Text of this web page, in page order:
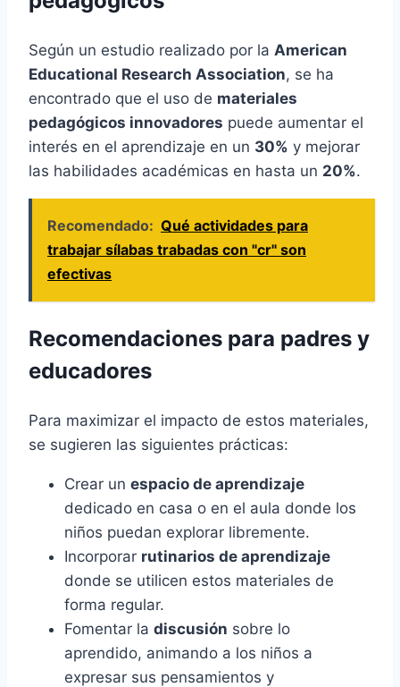
Según un estudio realizado por la American
Educational Research Association, se ha
encontrado que el uso de materiales
pedagógicos innovadores puede aumentar el
interés en el aprendizaje en un 30% y mejorar
las habilidades académicas en hasta un 20%.
Recomendado: Qué actividades para
trabajar sílabas trabadas con "cr" son
efectivas
Recomendaciones para padres y
educadores
Para maximizar el impacto de estos materiales,
se sugieren las siguientes prácticas:
Crear un espacio de aprendizaje
dedicado en casa o en el aula donde los
niños puedan explorar libremente.
Incorporar rutinarios de aprendizaje
donde se utilicen estos materiales de
forma regular.
Fomentar la discusión sobre lo
aprendido, animando a los niños a
expresar sus pensamientos y